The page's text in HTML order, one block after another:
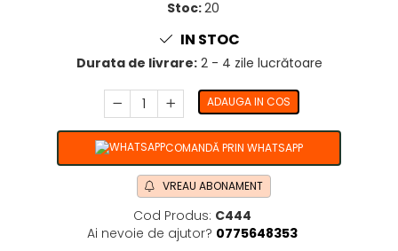
Stoc:20
IN STOC
Durata de livrare:2 - 4 zile lucrătoare
ADAUGA IN COS
COMANDĂ PRIN WHATSAPP
VREAU ABONAMENT
Cod Produs: C444
Ai nevoie de ajutor? 0775648353